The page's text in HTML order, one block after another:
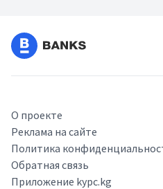
О проекте
Реклама на сайте
Политика
Обратная связь
Приложение kypc.kg